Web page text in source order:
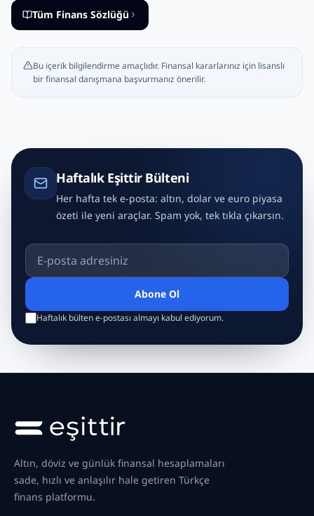
Tüm Finans Sözlüğü
Bu içerik bilgilendirme amaçlıdır. Finansal kararlarınız için lisanslı
bir finansal danışmana başvurmanız önerilir.
Haftalık Eşittir Bülteni
Her hafta tek e-posta: altın, dolar ve euro piyasa
özeti ile yeni araçlar. Spam yok, tek tıkla çıkarsın.
E-posta adresiniz
Abone Ol
Haftalık bülten e-postası almayı kabul ediyorum.
Altın, döviz ve günlük finansal hesaplamaları
sade, hızlı ve anlaşılır hale getiren Türkçe
finans platformu.